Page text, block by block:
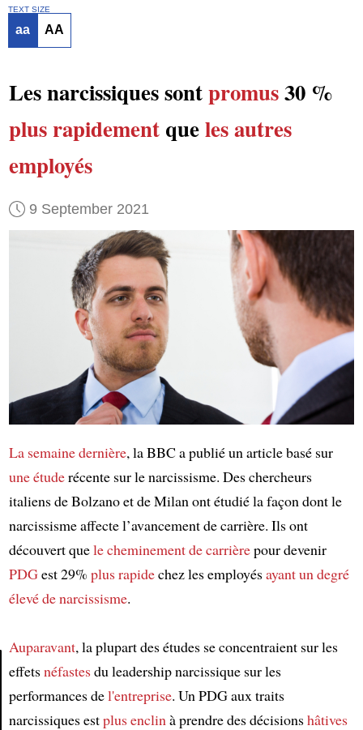
Article
TEXT SIZE
aa AA
Les narcissiques sontpromus30 %
plus rapidementqueles autres
employés
9 September 2021
La semaine dernière, la BBC a publié un article basé sur
une étuderécente sur le narcissisme. Des chercheurs
italiens de Bolzano et de Milan ont étudié la façon dont le
narcissisme affecte l’avancement de carrière. Ils ont
découvert quele cheminement de carrièrepour devenir
PDGest 29% plus rapidechez les employésayant un degré
élevé de narcissisme.
Auparavant, la plupart des études se concentraient sur les
effetsnéfastesdu leadership narcissique sur les
performances del'entreprise. Un PDG aux traits
narcissiques estplus enclin à prendre des décisionshâtives